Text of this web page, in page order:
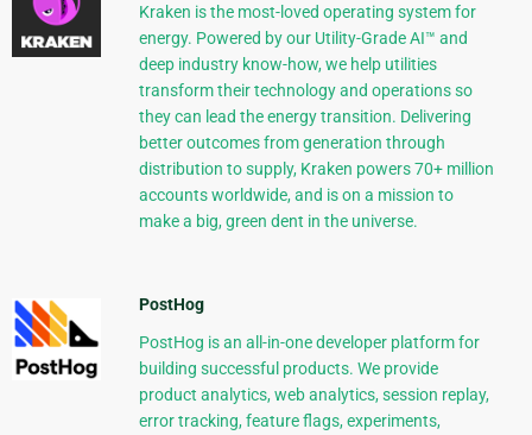
Kraken is the most-loved operating system for
energy. Powered by our Utility-Grade AI™ and
deep industry know-how, we help utilities
transform their technology and operations so
they can lead the energy transition. Delivering
better outcomes from generation through
distribution to supply, Kraken powers 70+ million
accounts worldwide, and is on a mission to
make a big, green dent in the universe.
PostHog
PostHog is an all-in-one developer platform for
building successful products. We provide
product analytics, web analytics, session replay,
error tracking, feature flags, experiments,